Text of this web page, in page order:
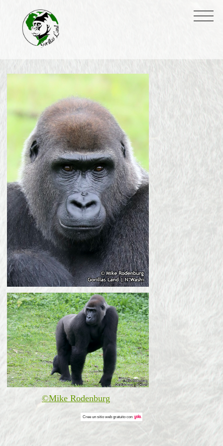
©Mike Rodenburg
Cree un sitio web gratuitocon